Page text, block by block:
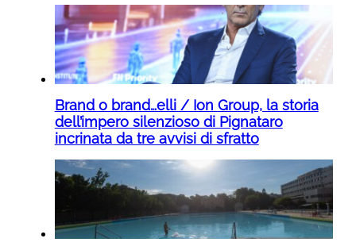
Brand o brand…elli / Ion Group, la storia
dell’impero silenzioso di Pignataro
incrinata da tre avvisi di sfratto